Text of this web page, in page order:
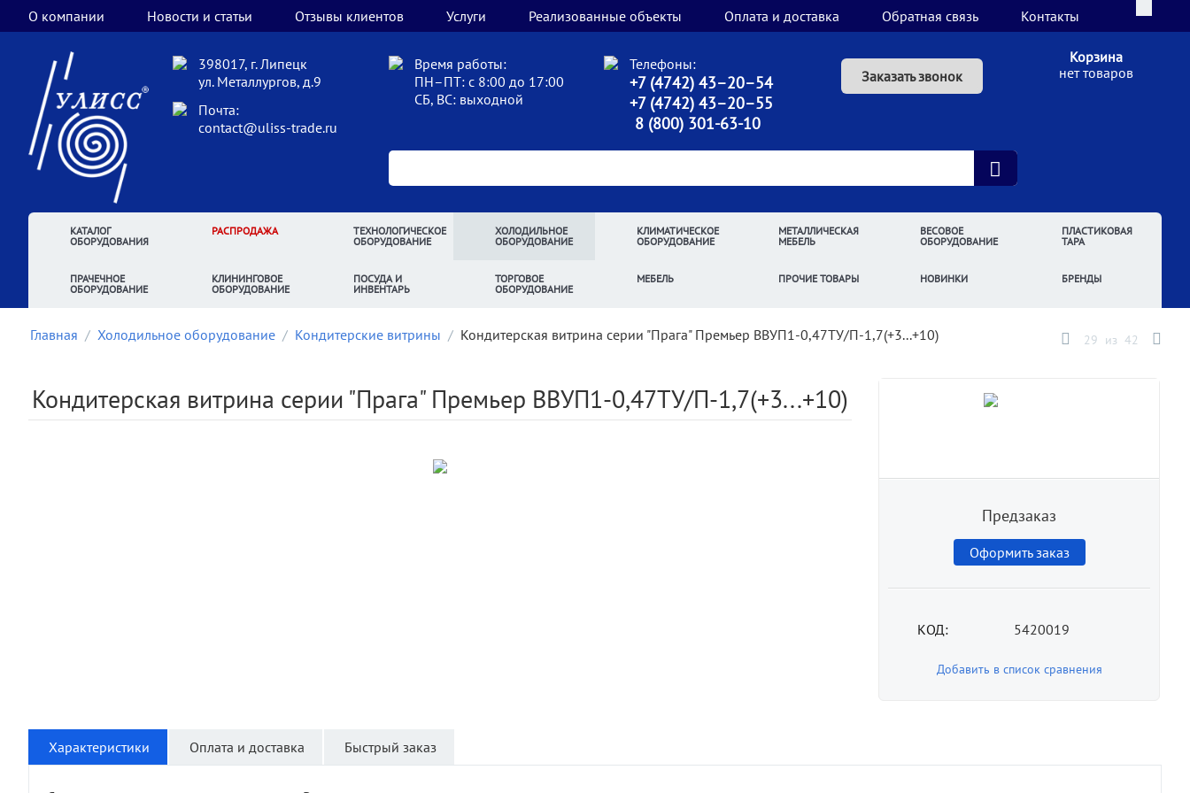
О компании Новости и статьи Отзывы клиентов Услуги Реализованные объекты Оплата и доставка Обратная связь Контакты
398017, г. Липецк
ул. Металлургов, д.9
Почта:
contact@uliss-trade.ru
Время работы:
ПН–ПТ: с 8:00 до 17:00
СБ, ВС: выходной
Телефоны:
+7 (4742) 43–20–54
+7 (4742) 43–20–55
8 (800) 301-63-10
Заказать звонок
Корзина
нет товаров
КАТАЛОГ
ОБОРУДОВАНИЯ
РАСПРОДАЖА
ТЕХНОЛОГИЧЕСКОЕ
ОБОРУДОВАНИЕ
ХОЛОДИЛЬНОЕ
ОБОРУДОВАНИЕ
КЛИМАТИЧЕСКОЕ
ОБОРУДОВАНИЕ
МЕТАЛЛИЧЕСКАЯ
МЕБЕЛЬ
ВЕСОВОЕ
ОБОРУДОВАНИЕ
ПЛАСТИКОВАЯ
ТАРА
ПРАЧЕЧНОЕ
ОБОРУДОВАНИЕ
КЛИНИНГОВОЕ
ОБОРУДОВАНИЕ
ПОСУДА И
ИНВЕНТАРЬ
ТОРГОВОЕ
ОБОРУДОВАНИЕ
МЕБЕЛЬ ПРОЧИЕ ТОВАРЫ НОВИНКИ БРЕНДЫ
Главная / Холодильное оборудование / Кондитерские витрины / Кондитерская витрина серии "Прага" Премьер ВВУП1-0,47ТУ/П-1,7(+3...+10) 29 из 42
Кондитерская витрина серии "Прага" Премьер ВВУП1-0,47ТУ/П-1,7(+3...+10)
Предзаказ
Оформить заказ
КОД: 5420019
Добавить в список сравнения
Характеристики Оплата и доставка Быстрый заказ